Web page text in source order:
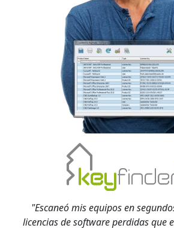
"Escaneó mis equipos en
licencias de software perdidas que